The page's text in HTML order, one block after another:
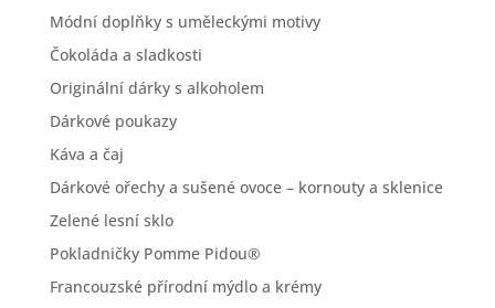
Módní doplňky s uměleckými motivy
Čokoláda a sladkosti
Originální dárky s alkoholem
Dárkové poukazy
Káva a čaj
Dárkové ořechy a sušené ovoce – kornouty a sklenice
Zelené lesní sklo
Pokladničky Pomme Pidou®
Francouzské přírodní mýdlo a krémy